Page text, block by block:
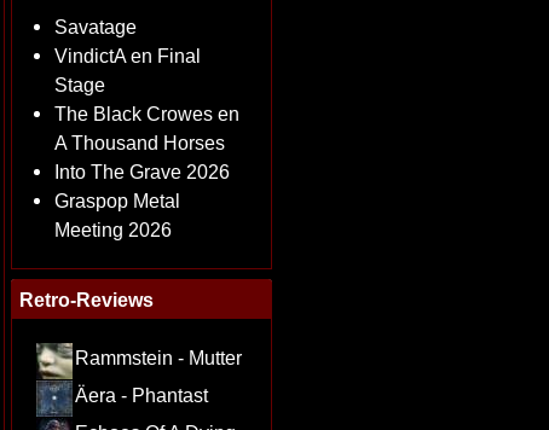
Savatage
VindictA en Final
Stage
The Black Crowes en
A Thousand Horses
Into The Grave 2026
Graspop Metal
Meeting 2026
Retro-Reviews
Rammstein - Mutter
Äera - Phantast